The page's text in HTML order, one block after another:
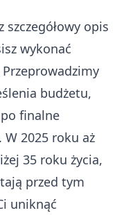
opis
wykonać
Przeprowadzimy
budżetu,
finalne
2025 roku aż
35 roku życia,
przed tym
uniknąć